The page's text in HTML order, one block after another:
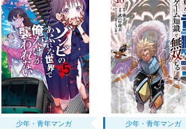
少年・青年マンガ 少年・青年マンガ